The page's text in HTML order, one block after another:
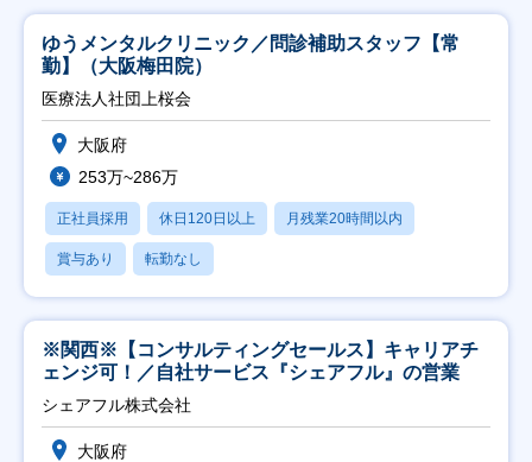
ゆうメンタルクリニック／問診補助スタッフ【常
勤】（大阪梅田院）
医療法人社団上桜会
大阪府
253万~286万
正社員採用 休日120日以上 月残業20時間以内
賞与あり 転勤なし
※関西※【コンサルティングセールス】キャリアチ
ェンジ可！／自社サービス『シェアフル』の営業
シェアフル株式会社
大阪府